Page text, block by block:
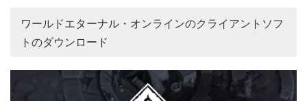
ワールドエターナル・オンラインのクライアントソフ
トのダウンロード